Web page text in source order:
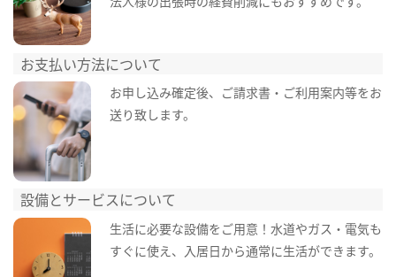
お支払い方法について
お申し込み確定後、ご請求書・ご利用案内等をお
送り致します。
設備とサービスについて
生活に必要な設備をご用意！水道やガス・電気も
すぐに使え、入居日から通常に生活ができます。